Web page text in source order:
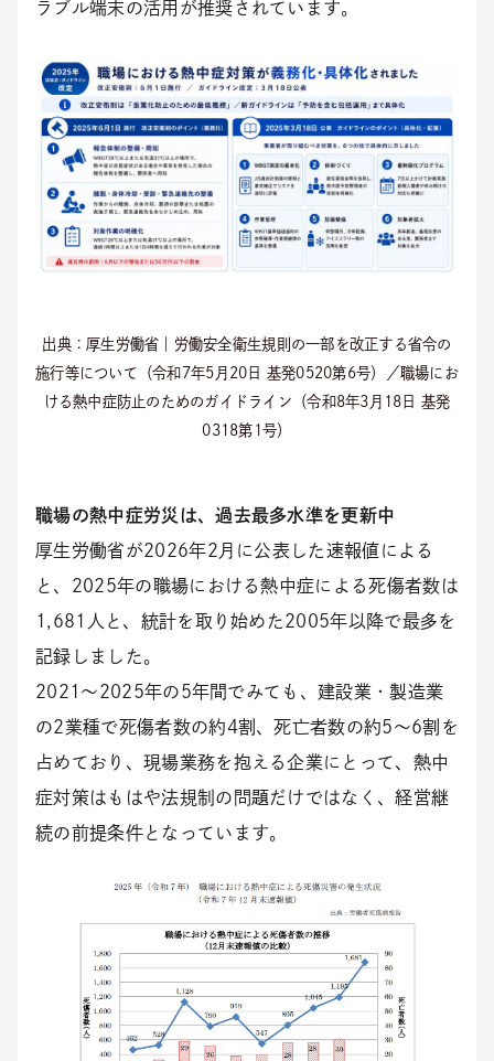
ラブル端末の活用が推奨されています。
出典：厚生労働省｜労働安全衛生規則の一部を改正する省令の
施行等について（令和7年5月20日 基発0520第6号）／職場にお
ける熱中症防止のためのガイドライン（令和8年3月18日 基発
0318第1号）
職場の熱中症労災は、過去最多水準を更新中
厚生労働省が2026年2月に公表した速報値による
と、2025年の職場における熱中症による死傷者数は
1,681人と、統計を取り始めた2005年以降で最多を
記録しました。
2021〜2025年の5年間でみても、建設業・製造業
の2業種で死傷者数の約4割、死亡者数の約5〜6割を
占めており、現場業務を抱える企業にとって、熱中
症対策はもはや法規制の問題だけではなく、経営継
続の前提条件となっています。